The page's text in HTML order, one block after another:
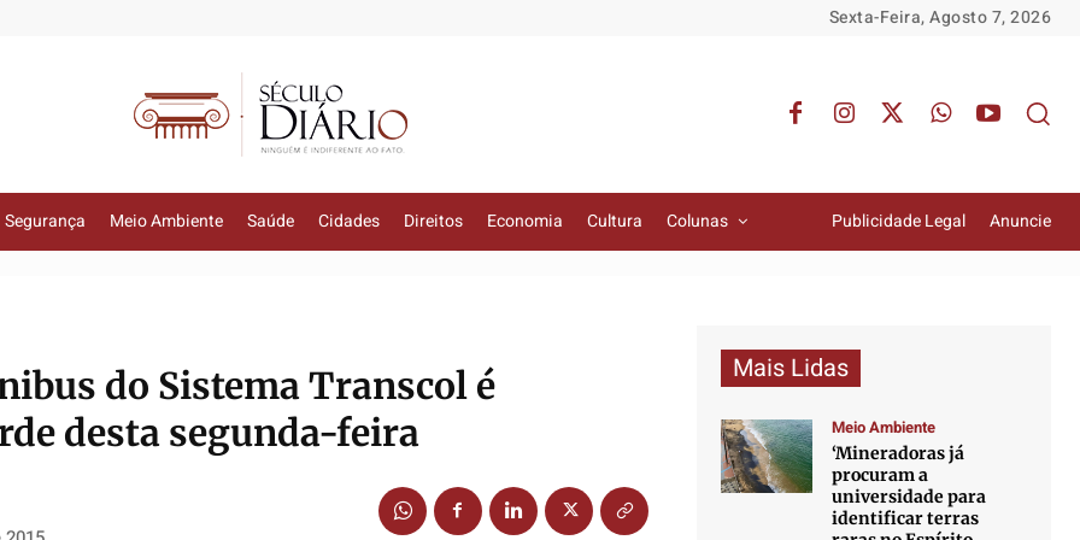
Sexta-Feira, Agosto 7, 2026
Segurança Meio Ambiente Saúde Cidades Direitos Economia Cultura Colunas Publicidade Legal Anuncie
do Sistema Transcol é
desta segunda-feira
Mais Lidas
Meio Ambiente
‘Mineradoras já
procuram a
universidade para
identificar terras